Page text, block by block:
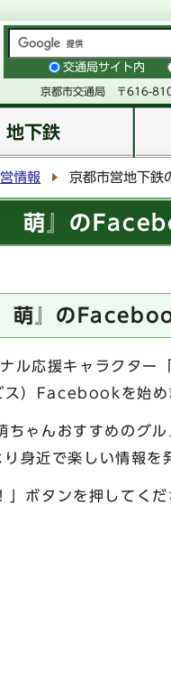
交通局サイト内
京都市交通局 〒616-
地下鉄
情報 京都市営地下鉄
萌』の
萌』の
ル応援キャラクター
）Facebookを始め
ゃんおすすめのグル
身近で楽しい情報を
ボタンを押してく